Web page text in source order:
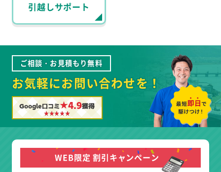
引越しサポート
ご相談・お見積もり無料
お気軽にお問い合わせを！
Google口コミ★4.9獲得
WEB限定 割引キャンペーン